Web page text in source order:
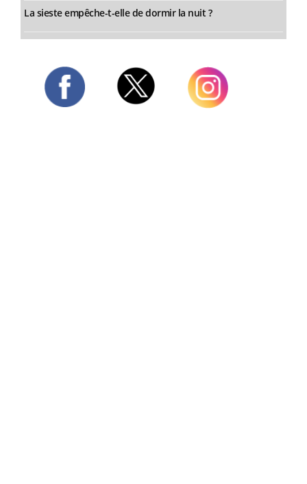
La sieste empêche-t-elle de dormir la nuit ?